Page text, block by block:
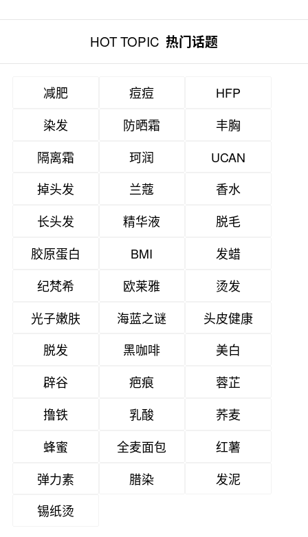
HOT TOPIC 热门话题
减肥 痘痘
HFP
染发
防晒霜
丰胸
隔离霜
珂润
UCAN
掉头发
兰蔻
香水
长头发
精华液
脱毛
胶原蛋白
BMI
发蜡
纪梵希
欧莱雅
烫发
光子嫩肤
海蓝之谜
头皮健康
脱发
黑咖啡
美白
辟谷
疤痕
蓉芷
撸铁
乳酸
荞麦
蜂蜜
全麦面包
红薯
弹力素
腊染
发泥
锡纸烫